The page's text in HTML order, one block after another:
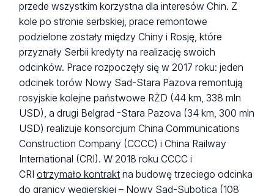
przede wszystkim korzystna dla interesów Chin. Z
kole po stronie serbskiej, prace remontowe
podzielone zostały między Chiny i Rosję, które
przyznały Serbii kredyty na realizację swoich
odcinków. Prace rozpoczęły się w 2017 roku: jeden
odcinek torów Nowy Sad-Stara Pazova remontują
rosyjskie kolejne państwowe RŻD (44 km, 338 mln
USD), a drugi Belgrad -Stara Pazova (34 km, 300 mln
USD) realizuje konsorcjum China Communications
Construction Company (CCCC) i China Railway
International (CRI). W 2018 roku CCCC i
CRIotrzymało kontrakt na budowę trzeciego odcinka
do granicy węgierskiej – Nowy Sad-Subotica (108